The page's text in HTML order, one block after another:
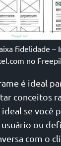
fidelidade –
no
é ideal
conceitos
se você
ou
com o